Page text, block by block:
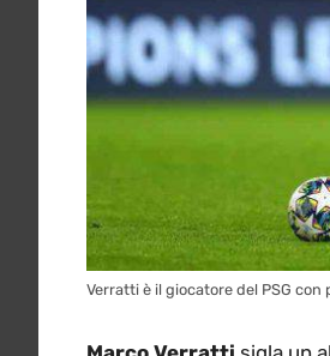
Verratti è il giocatore del PSG con